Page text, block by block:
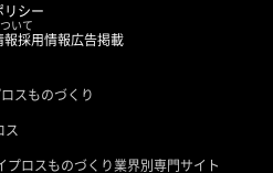
リシー
いて
報採用情報広告掲載
スものづくり
ス
ロスものづくり業界別専門サイト